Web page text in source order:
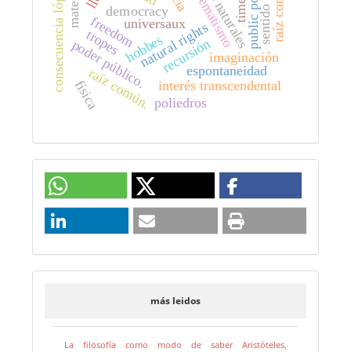
democracy
freedomhobbes
natural rights
poder público. imaginación
raíz común. espontaneidad
interés transcendental
timeo
física poliedros
tropes
universaux
consecuencia lógica recursión
más leidos
La filosofía como modo de saber Aristóteles,